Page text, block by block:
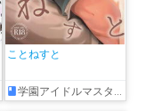
ことねすと
学園アイドルマスター